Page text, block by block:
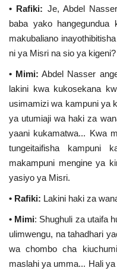
Habari
Harakati ya Nasser kwa
Udhamini wa Nasser
Kanuni na Masharti ya
Nasser
Nyaraka na Marejeleo
Waanzilishi
Raia wa ulimwengu
Nyaraka
Nafasi
• Rafiki: Je, Abdel
baba yako
makubaliano
ni ya Misri na sio ya kigeni?
• Mimi: Abdel Nasser
lakini kwa kukosekana
usimamizi wa kampuni ya
ya utumiaji wa haki za
yaani kukamatwa... Kwa
tungeitaifisha kampuni
makampuni mengine ya
yasiyo ya Misri.
• Rafiki: Lakini haki za
• Mimi: Shughuli za utaifa
ulimwengu, na tahadhari
wa chombo cha
maslahi ya umma... Hali